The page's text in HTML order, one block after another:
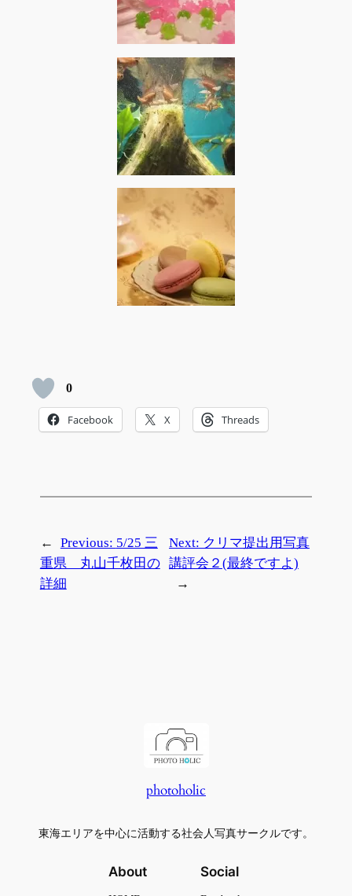
0
Facebook X Threads
← Previous: 5/25 三
重県 丸山千枚田の
詳細
Next: クリマ提出用写真
講評会２(最終ですよ)
→
photoholic
東海エリアを中心に活動する社会人写真サークルです。
About Social